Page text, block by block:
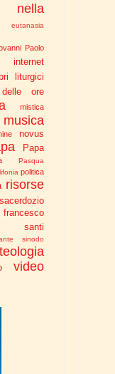
nella
eutanasia
Paolo
internet
liturgici
ore
mistica
musica
novus
Papa
Pasqua
politica
risorse
sacerdozio
santi
sinodo
teologia
video